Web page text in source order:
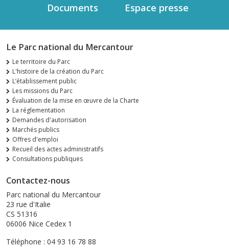
Documents Espace presse
Le Parc national du Mercantour
Le territoire du Parc
L'histoire de la création du Parc
L’établissement public
Les missions du Parc
Évaluation de la mise en œuvre de la Charte
La réglementation
Demandes d'autorisation
Marchés publics
Offres d'emploi
Recueil des actes administratifs
Consultations publiques
Contactez-nous
Parc national du Mercantour
23 rue d'Italie
CS 51316
06006 Nice Cedex 1
Téléphone : 04 93 16 78 88